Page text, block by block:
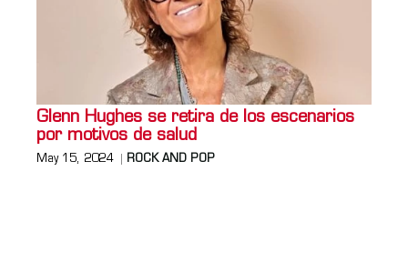
Glenn Hughes se retira de los escenarios
por motivos de salud
May 15, 2024 ROCK AND POP